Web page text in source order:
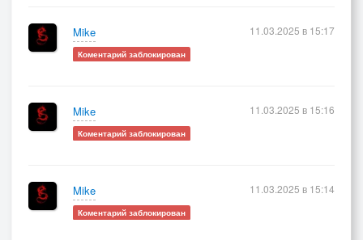
Mike
Коментарий заблокирован
11.03.2025 в 15:17
Mike
Коментарий заблокирован
11.03.2025 в 15:16
Mike
Коментарий заблокирован
11.03.2025 в 15:14